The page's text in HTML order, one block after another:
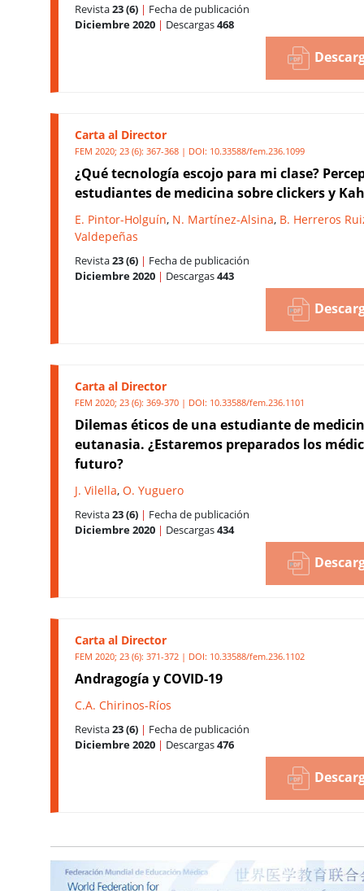
Revista23 (6) | Fecha de publicación
Diciembre 2020 | Descargas468
Carta al Director
FEM 2020; 23 (6): 367-368 | DOI: 10.33588/fem.236.1099
¿Qué tecnología escojo para mi clase?
estudiantes de medicina sobre clickers y
E. Pintor-Holguín, N. Martínez-Alsina, B. Herreros
Valdepeñas
Revista23 (6) | Fecha de publicación
Diciembre 2020 | Descargas443
Carta al Director
FEM 2020; 23 (6): 369-370 | DOI: 10.33588/fem.236.1101
Dilemas éticos de una estudiante de
eutanasia. ¿Estaremos preparados los
futuro?
J. Vilella, O. Yuguero
Revista23 (6) | Fecha de publicación
Diciembre 2020 | Descargas434
Carta al Director
FEM 2020; 23 (6): 371-372 | DOI: 10.33588/fem.236.1102
Andragogía y COVID-19
C.A. Chirinos-Ríos
Revista23 (6) | Fecha de publicación
Diciembre 2020 | Descargas476